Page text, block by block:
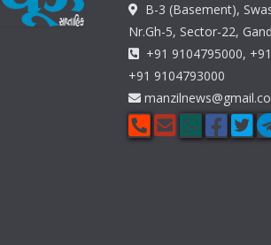
B-3 (Basement),
Nr.Gh-5, Sector-22,
+91 9104795000,
+91 9104793000